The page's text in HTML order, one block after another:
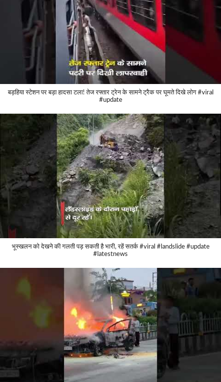
बड़हिया स्टेशन पर बड़ा हादसा टला! तेज रफ्तार ट्रेन के सामने ट्रैक पर घूमते दिखे लोग #viral
#update
भूस्खलन को देखने की गलती पड़ सकती है भारी, रहें सतर्क #viral #landslide #update
#latestnews